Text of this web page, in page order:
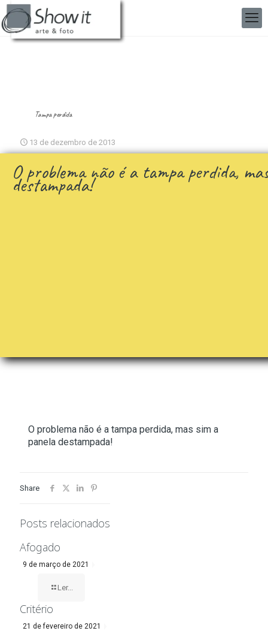
Tampa perdida
13 de dezembro de 2013
O problema não é a tampa perdida,
destampada!
O problema não é a tampa perdida, mas sim a
panela destampada!
Share
Posts relacionados
9 de março de 2021
Afogado
Ler...
21 de fevereiro de 2021
Critério